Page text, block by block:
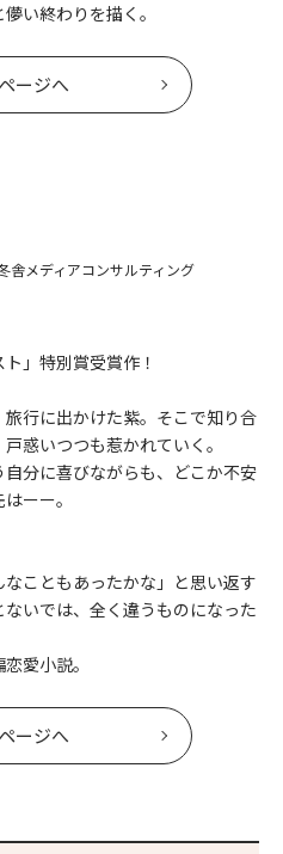
い終わりを描く。
ージへ
舎メディアコンサルティング
」特別賞受賞作！
行に出かけた紫。そこで知り合
惑いつつも惹かれていく。
分に喜びながらも、どこか不安
ーー。
こともあったかな」と思い返す
いでは、全く違うものになった
愛小説。
ージへ